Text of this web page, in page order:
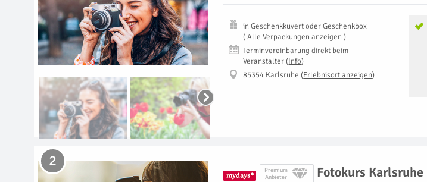
inGeschenkkuvert oder Geschenkbox
( Alle Verpackungen anzeigen )
Terminvereinbarung direkt beim
Veranstalter (Info)
85354 Karlsruhe (Erlebnisort anzeigen)
Premium
Anbieter
Fotokurs Karlsruhe
2